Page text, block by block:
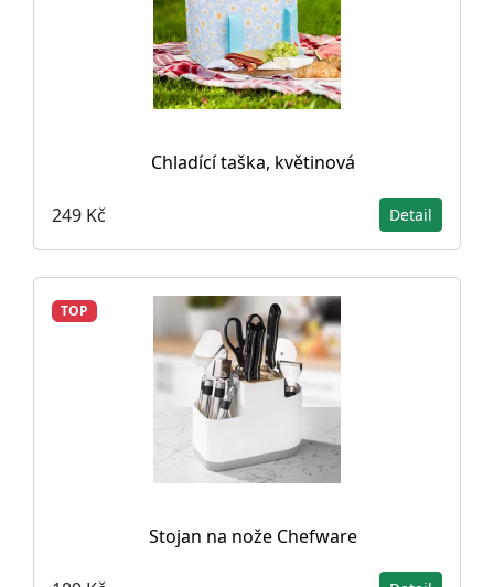
Chladící taška, květinová
249 Kč Detail
TOP
Stojan na nože Chefware